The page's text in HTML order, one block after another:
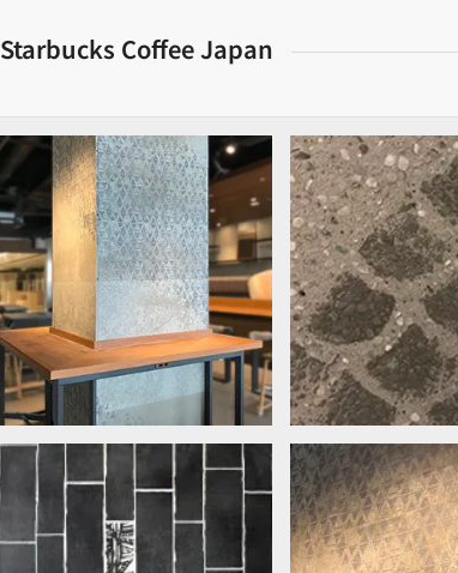
Starbucks Coffee Japan
店内柱パターン 店舗壁面パ